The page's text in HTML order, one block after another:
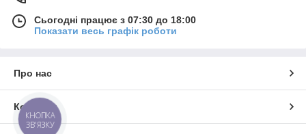
Сьогодні працює з 07:30 до 18:00
Показати весь графік роботи
Про нас
Контакти
КНОПКА
ЗВ'ЯЗКУ